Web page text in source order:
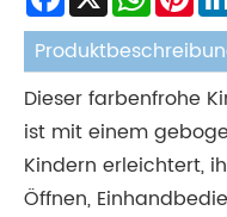
Dieser farbenfrohe
ist mit einem
Kindern erleichtert,
Öffnen,